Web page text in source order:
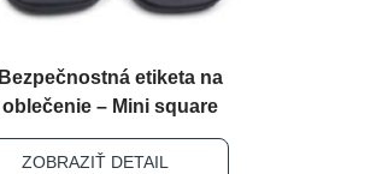
Bezpečnostná etiketa na
oblečenie – Mini square
ZOBRAZIŤ DETAIL